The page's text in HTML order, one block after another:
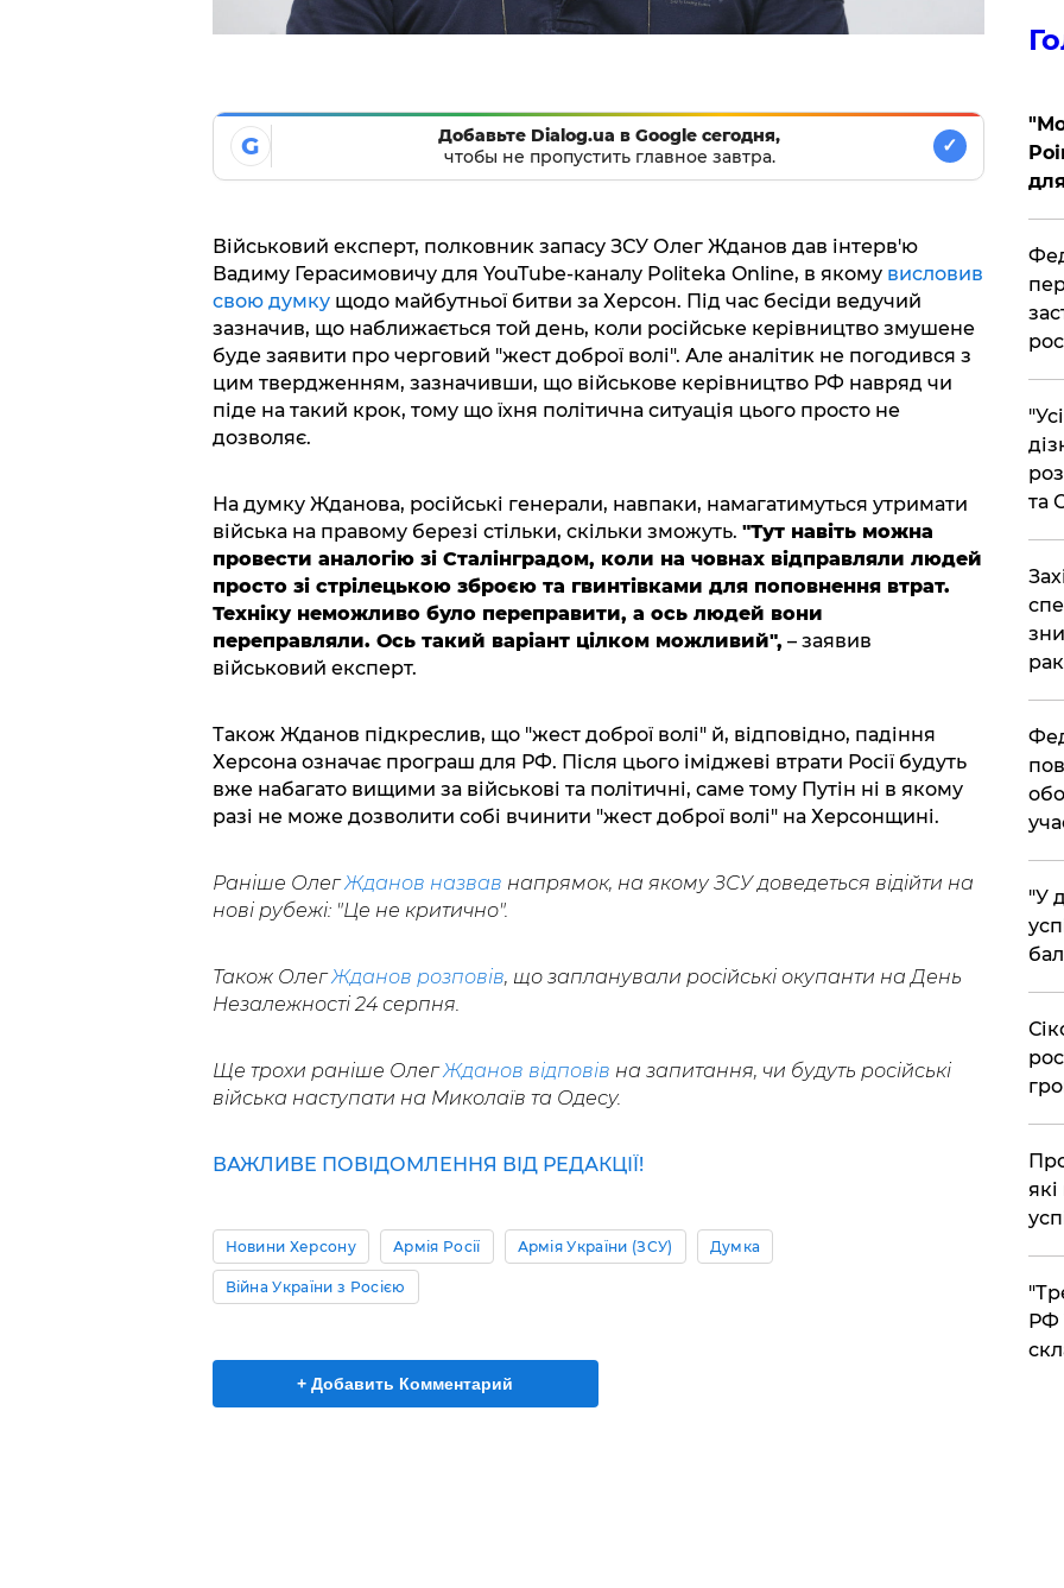
G
Добавьте Dialog.ua в Google сегодня,
чтобы не пропустить главное завтра.
✓
Військовий експерт, полковник запасу ЗСУ Олег Жданов дав інтерв'ю
Вадиму Герасимовичу для YouTube-каналу Politeka Online, в якому висловив
свою думкущодо майбутньої битви за Херсон. Під час бесіди ведучий
зазначив, що наближається той день, коли російське керівництво змушене
буде заявити про черговий "жест доброї волі". Але аналітик не погодився з
цим твердженням, зазначивши, що військове керівництво РФ навряд чи
піде на такий крок, тому що їхня політична ситуація цього просто не
дозволяє.
На думку Жданова, російські генерали, навпаки, намагатимуться утримати
війська на правому березі стільки, скільки зможуть. "Тут навіть можна
провести аналогію зі Сталінградом, коли на човнах відправляли людей
просто зі стрілецькою зброєю та гвинтівками для поповнення втрат.
Техніку неможливо було переправити, а ось людей вони
переправляли. Ось такий варіант цілком можливий", – заявив
військовий експерт.
Також Жданов підкреслив, що "жест доброї волі" й, відповідно, падіння
Херсона означає програш для РФ. Після цього іміджеві втрати Росії будуть
вже набагато вищими за військові та політичні, саме тому Путін ні в якому
разі не може дозволити собі вчинити "жест доброї волі" на Херсонщині.
Раніше ОлегЖданов назвав напрямок, на якому ЗСУ доведеться відійти на
нові рубежі: "Це не критично".
Також ОлегЖданов розповів, що запланували російські окупанти на День
Незалежності 24 серпня.
Ще трохи раніше ОлегЖданов відповів на запитання, чи будуть російські
війська наступати на Миколаїв та Одесу.
ВАЖЛИВЕ ПОВІДОМЛЕННЯ ВІД РЕДАКЦІЇ!
Новини Херсону Армія Росії Армія України (ЗСУ) Думка
Війна України з Росією
+ Добавить Комментарий
та
​"У
РФ